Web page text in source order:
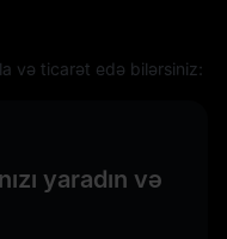
və ticarət edə bilərsiniz:
yaradın və